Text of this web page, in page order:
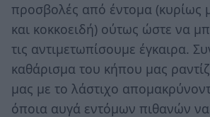
προσβολές από έντομα (κυρίως
και κοκκοειδή) ούτως ώστε να
τις αντιμετωπίσουμε έγκαιρα.
καθάρισμα του κήπου μας
μας με το λάστιχο
όποια αυγά εντόμων πιθανών